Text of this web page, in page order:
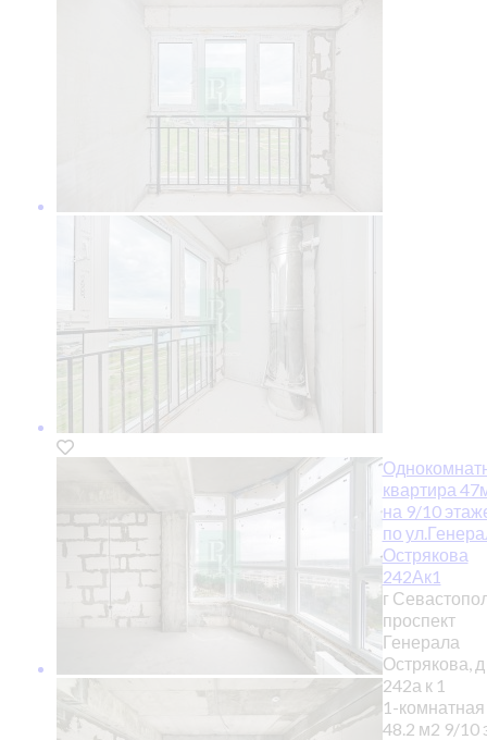
квартира
на 9/10
по
Острякова
242Ак1
г
проспект
Генерала
Острякова, д
242а к 1
1-комнатная
48.2 м2 9/10